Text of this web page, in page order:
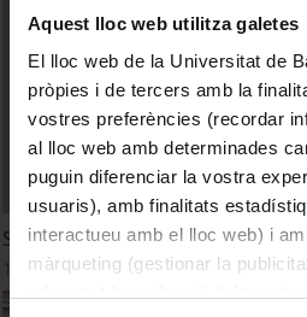
Aquest lloc web utilitza galetes
El lloc web de la Universitat de
pròpies i de tercers amb la
vostres preferències (recordar
al lloc web amb determinades
puguin diferenciar la vostra
usuaris), amb finalitats
interactueu amb el lloc web) i
màrqueting (gestionar la
Seguridad en actos
1 desembre, 2011